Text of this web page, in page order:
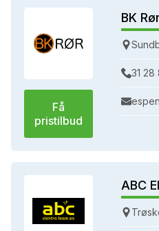
Få
pristilbud
BK
31 28
ABC